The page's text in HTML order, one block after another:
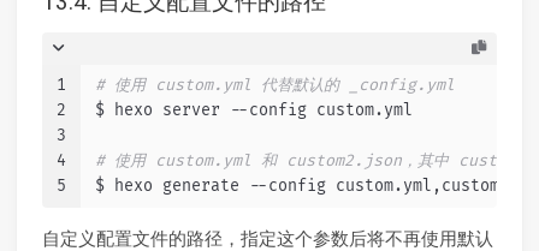
1
2
3
4
5
# 使用 custom.yml 代替默认的 _config.yml
$ hexo server --config custom.yml
# 使用 custom.yml 和 custom2.json，其中
$ hexo generate --config
自定义配置文件的路径，指定这个参数后将不再使用默认